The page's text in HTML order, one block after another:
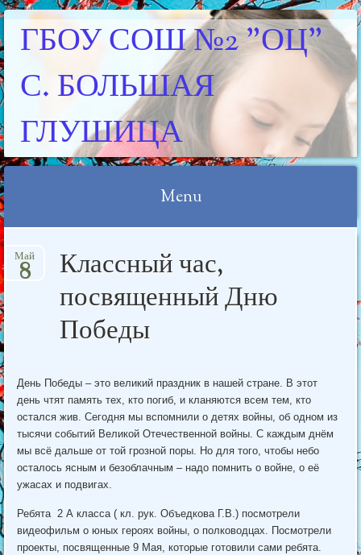
ГБОУ СОШ №2 "ОЦ"
С. БОЛЬШАЯ
ГЛУШИЦА
Menu
to
Классный час,
посвященный Дню
Победы
Май
8
День Победы – это великий праздник в нашей стране. В этот
день чтят память тех, кто погиб, и кланяются всем тем, кто
остался жив. Сегодня мы вспомнили о детях войны, об одном из
тысячи событий Великой Отечественной войны. С каждым днём
мы всё дальше от той грозной поры. Но для того, чтобы небо
осталось ясным и безоблачным – надо помнить о войне, о её
ужасах и подвигах.
Ребята 2 А класса ( кл. рук. Объедкова Г.В.) посмотрели
видеофильм о юных героях войны, о полководцах. Посмотрели
проекты, посвященные 9 Мая, которые готовили сами ребята.